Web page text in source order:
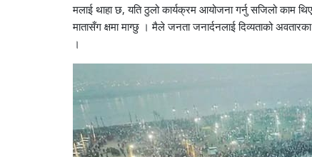
मलाई थाहा छ, यति ठुलो कार्यक्रम आयोजना गर्नु सजिलो काम
मातासँग क्षमा माग्छु । मैले जनता जनार्दनलाई दिव्यताको
।